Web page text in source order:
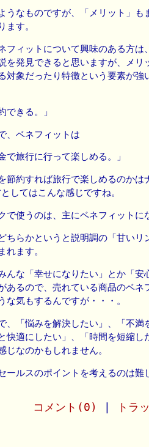
うなものですが、「メリット」も
ます。
フィットについて興味のある方は
を発見できると思いますが、メリ
対象だったり特徴という要素が強
できる。」
、ベネフィットは
で旅行に行って楽しめる。」
節約すれば旅行で楽しめるのかは
してはこんな感じですね。
で使うのは、主にベネフィットに
ちらかというと説明調の「甘いリ
れます。
んな「幸せになりたい」とか「安
あるので、売れている商品のベネ
な気もするんですが・・・。
、「悩みを解決したい」、「不満
快適にしたい」、「時間を短縮し
じなのかもしれません。
ールスのポイントを考えるのは難
コメント(0) トラ